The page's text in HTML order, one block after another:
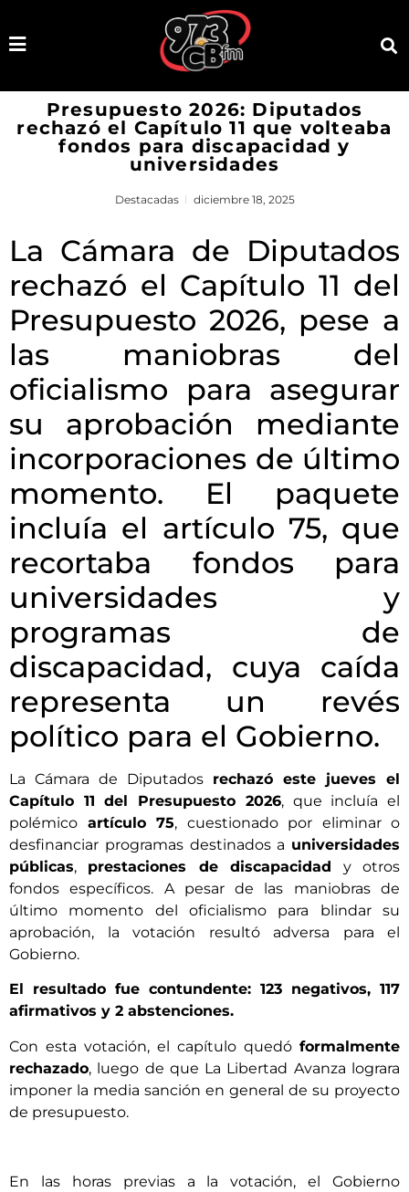
Presupuesto 2026: Diputados
rechazó el Capítulo 11 que volteaba
fondos para discapacidad y
universidades
Destacadas diciembre 18, 2025
La Cámara de Diputados
rechazó el Capítulo 11 del
Presupuesto 2026, pese a
las maniobras del
oficialismo para asegurar
su aprobación mediante
incorporaciones de último
momento. El paquete
incluía el artículo 75, que
recortaba fondos para
universidades y
programas de
discapacidad, cuya caída
representa un revés
político para el Gobierno.
La Cámara de Diputados rechazó este jueves el
Capítulo 11 del Presupuesto 2026, que incluía el
polémico artículo 75, cuestionado por eliminar o
desfinanciar programas destinados a universidades
públicas, prestaciones de discapacidad y otros
fondos específicos. A pesar de las maniobras de
último momento del oficialismo para blindar su
aprobación, la votación resultó adversa para el
Gobierno.
El resultado fue contundente: 123 negativos, 117
afirmativos y 2 abstenciones.
Con esta votación, el capítulo quedó formalmente
rechazado, luego de que La Libertad Avanza lograra
imponer la media sanción en general de su proyecto
de presupuesto.
En las horas previas a la votación, el Gobierno